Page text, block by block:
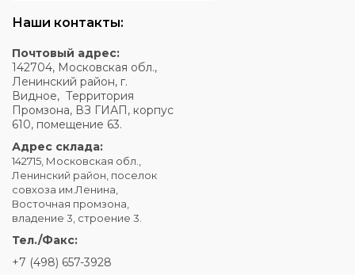
Наши контакты:
Почтовый адрес:
142704, Московская обл.,
Ленинский район, г.
Видное, Территория
Промзона, ВЗ ГИАП, корпус
610, помещение 63.
Адрес склада:
142715, Московская обл.,
Ленинский район, поселок
совхоза им.Ленина,
Восточная промзона,
владение 3, строение 3.
Тел./Факс:
+7 (498) 657-3928